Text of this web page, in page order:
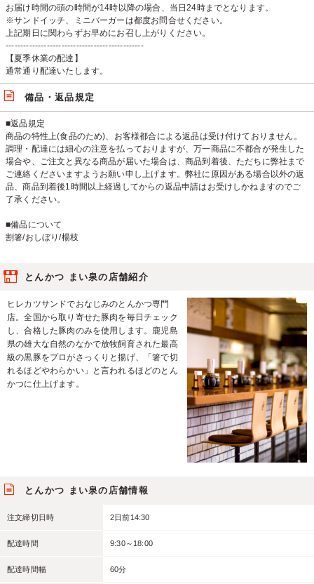
お届け時間の頭の時間が14時以降の場合、当日24時までとなります。
※サンドイッチ、ミニバーガーは都度お問合せください。
上記期日に関わらずお早めにお召し上がりください。
-----------------------------------------------
【夏季休業の配達】
通常通り配達いたします。
備品・返品規定
■返品規定
商品の特性上(食品のため)、お客様都合による返品は受け付けておりません。
調理・配達には細心の注意を払っておりますが、万一商品に不都合が発生した
場合や、ご注文と異なる商品が届いた場合は、商品到着後、ただちに弊社まで
ご連絡くださいますようお願い申し上げます。弊社に原因がある場合以外の返
品、商品到着後1時間以上経過してからの返品申請はお受けしかねますのでご
了承ください。
■備品について
割箸/おしぼり/楊枝
とんかつ まい泉の店舗紹介
ヒレカツサンドでおなじみのとんかつ専門
店。全国から取り寄せた豚肉を毎日チェック
し、合格した豚肉のみを使用します。鹿児島
県の雄大な自然のなかで放牧飼育された最高
級の黒豚をプロがさっくりと揚げ、「箸で切
れるほどやわらかい」と言われるほどのとん
かつに仕上げます。
とんかつ まい泉の店舗情報
注文締切日時 2日前14:30
配達時間 9:30～18:00
配達時間幅 60分